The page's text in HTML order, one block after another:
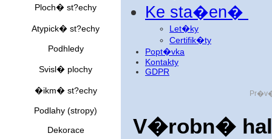
Ploch� st?echy
Atypick� st?echy
Podhledy
Svisl� plochy
�ikm� st?echy
Podlahy (stropy)
Dekorace
Ke sta�en�
Let�ky
Certifik�ty
Popt�vka
Kontakty
GDPR
V�robn�